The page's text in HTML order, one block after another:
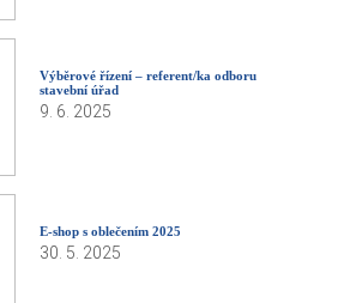
Výběrové řízení – referent/ka odboru
stavební úřad
9. 6. 2025
E-shop s oblečením 2025
30. 5. 2025